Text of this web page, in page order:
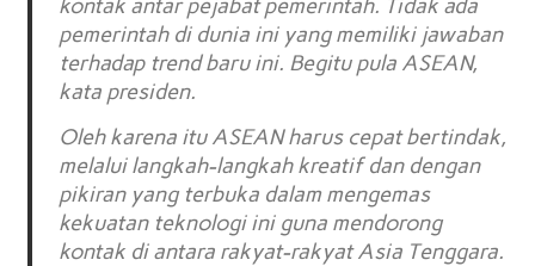
kontak antar pejabat pemerintah. Tidak ada
pemerintah di dunia ini yang memiliki jawaban
terhadap trend baru ini. Begitu pula ASEAN,
kata presiden.
Oleh karena itu ASEAN harus cepat bertindak,
melalui langkah-langkah kreatif dan dengan
pikiran yang terbuka dalam mengemas
kekuatan teknologi ini guna mendorong
kontak di antara rakyat-rakyat Asia Tenggara.